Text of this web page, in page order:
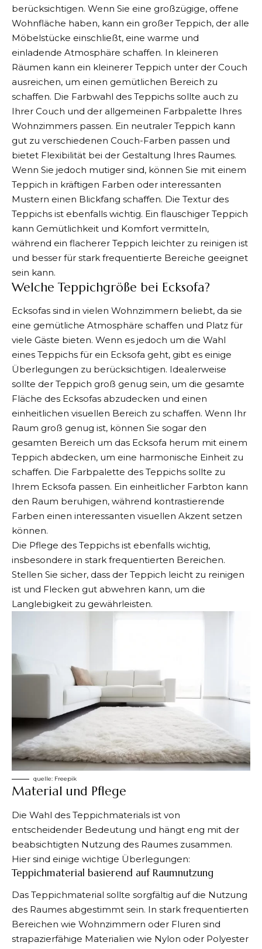
berücksichtigen. Wenn Sie eine großzügige, offene
Wohnfläche haben, kann ein großer Teppich, der alle
Möbelstücke einschließt, eine warme und
einladende Atmosphäre schaffen. In kleineren
Räumen kann ein kleinerer Teppich unter der Couch
ausreichen, um einen gemütlichen Bereich zu
schaffen. Die Farbwahl des Teppichs sollte auch zu
Ihrer Couch und der allgemeinen Farbpalette Ihres
Wohnzimmers passen. Ein neutraler Teppich kann
gut zu verschiedenen Couch-Farben passen und
bietet Flexibilität bei der Gestaltung Ihres Raumes.
Wenn Sie jedoch mutiger sind, können Sie mit einem
Teppich in kräftigen Farben oder interessanten
Mustern einen Blickfang schaffen. Die Textur des
Teppichs ist ebenfalls wichtig. Ein flauschiger Teppich
kann Gemütlichkeit und Komfort vermitteln,
während ein flacherer Teppich leichter zu reinigen ist
und besser für stark frequentierte Bereiche geeignet
sein kann.
Welche Teppichgröße bei Ecksofa?
Ecksofas sind in vielen Wohnzimmern beliebt, da sie
eine gemütliche Atmosphäre schaffen und Platz für
viele Gäste bieten. Wenn es jedoch um die Wahl
eines Teppichs für ein Ecksofa geht, gibt es einige
Überlegungen zu berücksichtigen. Idealerweise
sollte der Teppich groß genug sein, um die gesamte
Fläche des Ecksofas abzudecken und einen
einheitlichen visuellen Bereich zu schaffen. Wenn Ihr
Raum groß genug ist, können Sie sogar den
gesamten Bereich um das Ecksofa herum mit einem
Teppich abdecken, um eine harmonische Einheit zu
schaffen. Die Farbpalette des Teppichs sollte zu
Ihrem Ecksofa passen. Ein einheitlicher Farbton kann
den Raum beruhigen, während kontrastierende
Farben einen interessanten visuellen Akzent setzen
können.
Die Pflege des Teppichs ist ebenfalls wichtig,
insbesondere in stark frequentierten Bereichen.
Stellen Sie sicher, dass der Teppich leicht zu reinigen
ist und Flecken gut abwehren kann, um die
Langlebigkeit zu gewährleisten.
quelle: Freepik
Material und Pflege
Die Wahl des Teppichmaterials ist von
entscheidender Bedeutung und hängt eng mit der
beabsichtigten Nutzung des Raumes zusammen.
Hier sind einige wichtige Überlegungen:
Teppichmaterial basierend auf Raumnutzung
Das Teppichmaterial sollte sorgfältig auf die Nutzung
des Raumes abgestimmt sein. In stark frequentierten
Bereichen wie Wohnzimmern oder Fluren sind
strapazierfähige Materialien wie Nylon oder Polyester